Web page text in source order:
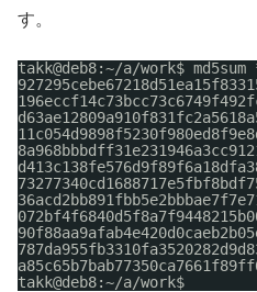
す。
takk@deb8:~/a/work$ md5sum
takk@deb8:~/a/work$